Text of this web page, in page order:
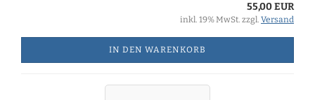
55,00 EUR
inkl. 19% MwSt. zzgl. Versand
IN DEN WARENKORB